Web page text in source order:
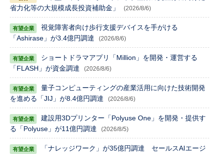
省力化等の大規模成長投資補助金」
(2026/8/6)
視覚障害者向け歩行支援デバイスを手がける
「Ashirase」が3.4億円調達
(2026/8/6)
ショートドラマアプリ「Million」を開発・運営する
「FLASH」が資金調達
(2026/8/6)
量子コンピューティングの産業活用に向けた技術開発
を進める「JIJ」が8.4億円調達
(2026/8/6)
建設用3Dプリンター「Polyuse One」を開発・提供す
る「Polyuse」が11億円調達
(2026/8/5)
「ナレッジワーク」が35億円調達 セールスAIエージ